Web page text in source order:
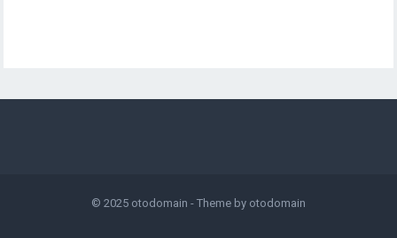
© 2025 otodomain - Theme by otodomain